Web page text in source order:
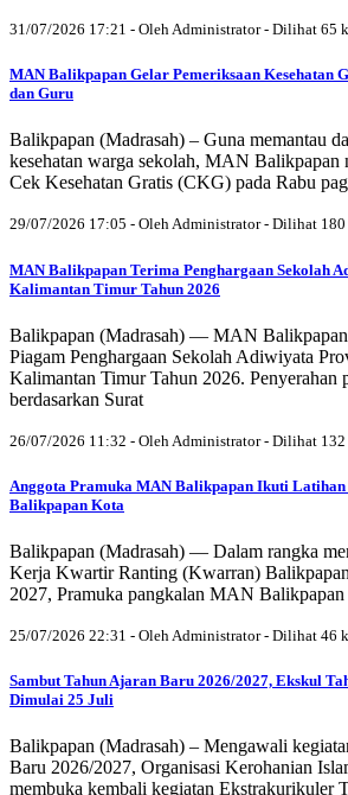
31/07/2026 17:21 - Oleh Administrator - Dilihat 65
MAN Balikpapan Gelar Pemeriksaan Kesehatan
dan Guru
Balikpapan (Madrasah) – Guna memantau
kesehatan warga sekolah, MAN Balikpapan
Cek Kesehatan Gratis (CKG) pada Rabu
29/07/2026 17:05 - Oleh Administrator - Dilihat
MAN Balikpapan Terima Penghargaan Sekolah
Kalimantan Timur Tahun 2026
Balikpapan (Madrasah) — MAN Balikpapan
Piagam Penghargaan Sekolah Adiwiyata
Kalimantan Timur Tahun 2026. Penyerahan
berdasarkan Surat
26/07/2026 11:32 - Oleh Administrator - Dilihat
Anggota Pramuka MAN Balikpapan Ikuti Latihan
Balikpapan Kota
Balikpapan (Madrasah) — Dalam rangka
Kerja Kwartir Ranting (Kwarran)
2027, Pramuka pangkalan MAN Balikpapan
25/07/2026 22:31 - Oleh Administrator - Dilihat 46
Sambut Tahun Ajaran Baru 2026/2027, Ekskul
Dimulai 25 Juli
Balikpapan (Madrasah) – Mengawali
Baru 2026/2027, Organisasi Kerohanian
membuka kembali kegiatan Ekstrakurikuler